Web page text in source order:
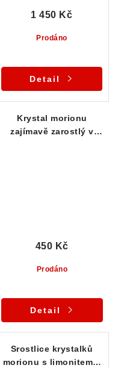
Prodáno
1 450 Kč
Detail
Krystal morionu
zajímavě zarostlý v
Prodáno
450 Kč
Detail
Srostlice krystalků
morionu s limonitem a